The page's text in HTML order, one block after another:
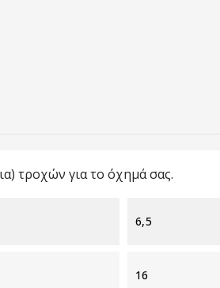
τροχών για το όχημά σας.
6,5
16